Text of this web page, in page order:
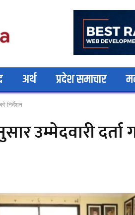
अर्थ प्रदेश समाचार
निर्देशन
उम्मेदवारी दर्ता